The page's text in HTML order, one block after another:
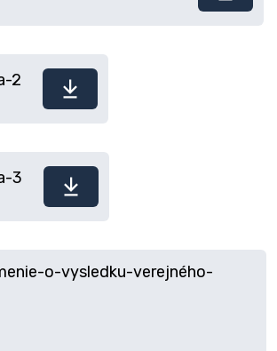
2
3
o-vysledku-verejného-